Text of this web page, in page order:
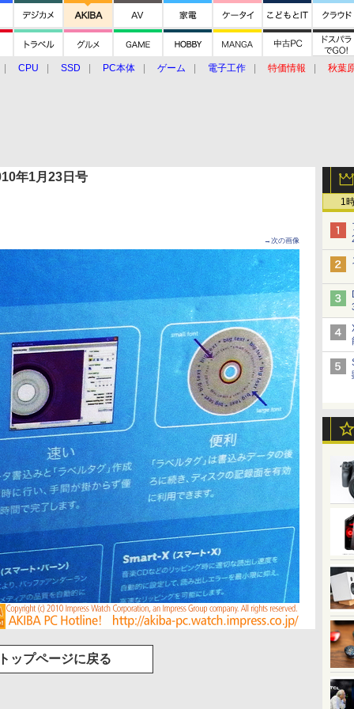
CPU SSD PC本体 ゲーム 電子工作 特価情報
秋葉
1
年1月23日号
→次の画像
ップページに戻る